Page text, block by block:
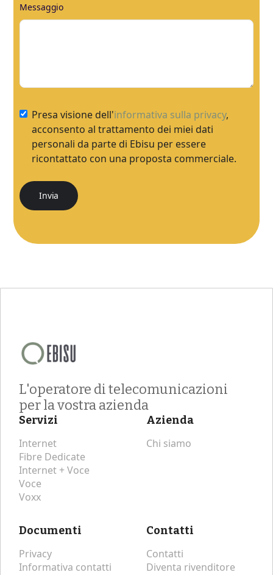
Messaggio
Presa visione dell'informativa sulla privacy,
acconsento al trattamento dei miei dati
personali da parte di Ebisu per essere
ricontattato con una proposta commerciale.
L'operatore di telecomunicazioni
per la vostra azienda
Servizi
Internet
Fibre Dedicate
Internet + Voce
Voce
Voxx
Azienda
Chi siamo
Documenti
Privacy
Informativa contatti
Contatti
Contatti
Diventa rivenditore